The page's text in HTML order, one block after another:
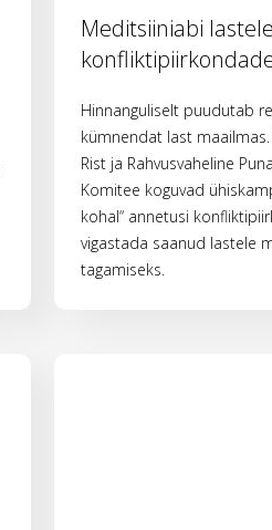
Meditsiiniabi lastele
Hinnanguliselt puudutab
kümnendat last maailmas.
Rist ja Rahvusvaheline
Komitee koguvad
kohal“ annetusi
vigastada saanud lastele
tagamiseks.